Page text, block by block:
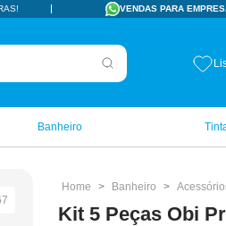
VENDAS PARA
Banheiro
Banheiro
Kit 5 Peças Obi